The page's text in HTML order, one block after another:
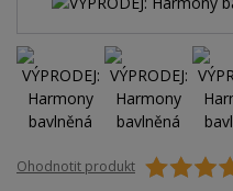
Ohodnotit produkt